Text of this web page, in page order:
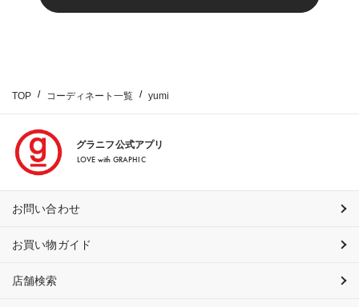
TOP コーディネート一覧 yumi
グラニフ公式アプリ
LOVE with GRAPHIC
お問い合わせ
お買い物ガイド
店舗検索